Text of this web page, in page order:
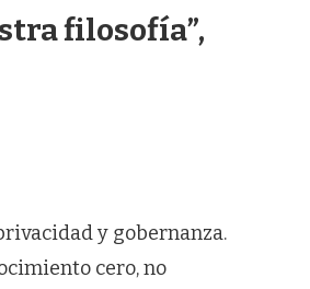
filosofía”,
y gobernanza.
cero, no